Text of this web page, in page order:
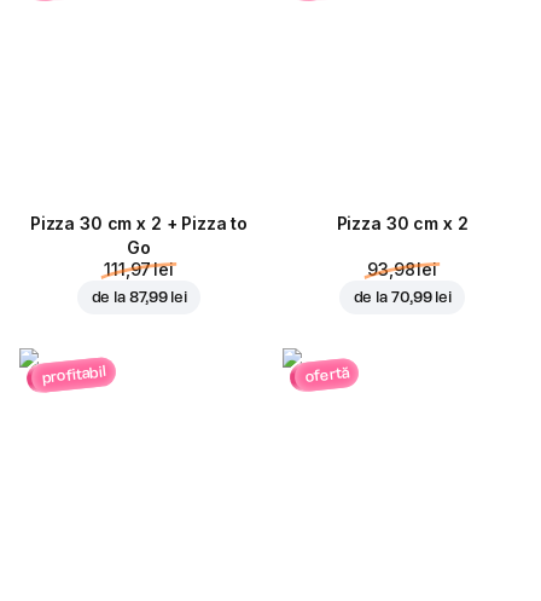
Pizza 30 cm x 2 + Pizza to
Go
111,97 lei
de la 87,99 lei
Pizza 30 cm x 2
93,98 lei
de la 70,99 lei
profitabil ofertă